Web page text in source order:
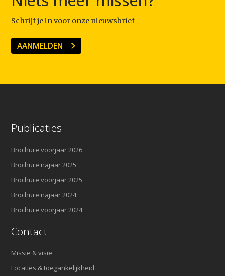
Schrijf je in voor onze nieuwsbrief
AANMELDEN
Publicaties
Brochure voorjaar 2026
Brochure najaar 2025
Brochure voorjaar 2025
Brochure najaar 2024
Brochure voorjaar 2024
Contact
Missie & visie
Locaties & toegankelijkheid